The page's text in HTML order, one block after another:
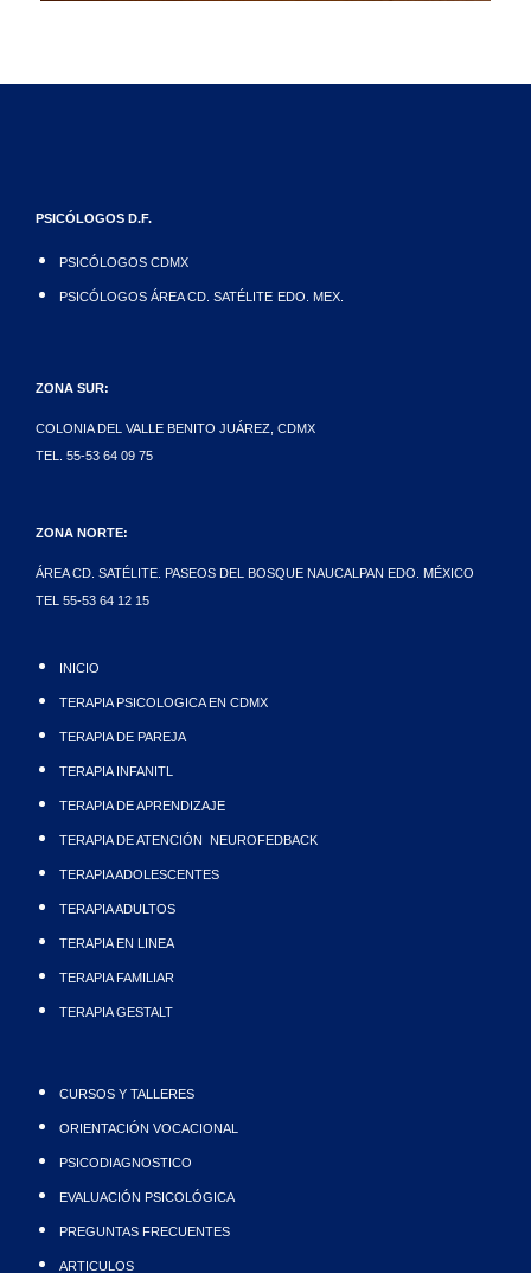
PSICÓLOGOS D.F.
PSICÓLOGOS CDMX
PSICÓLOGOS ÁREA CD. SATÉLITE EDO. MEX.
ZONA SUR:
COLONIA DEL VALLE BENITO JUÁREZ, CDMX
TEL. 55-53 64 09 75
ZONA NORTE:
ÁREA CD. SATÉLITE. PASEOS DEL BOSQUE NAUCALPAN EDO. MÉXICO
TEL 55-53 64 12 15
INICIO
TERAPIA PSICOLOGICA EN CDMX
TERAPIA DE PAREJA
TERAPIA INFANITL
TERAPIA DE APRENDIZAJE
TERAPIA DE ATENCIÓN NEUROFEDBACK
TERAPIA ADOLESCENTES
TERAPIA ADULTOS
TERAPIA EN LINEA
TERAPIA FAMILIAR
TERAPIA GESTALT
CURSOS Y TALLERES
ORIENTACIÓN VOCACIONAL
PSICODIAGNOSTICO
EVALUACIÓN PSICOLÓGICA
PREGUNTAS FRECUENTES
ARTICULOS